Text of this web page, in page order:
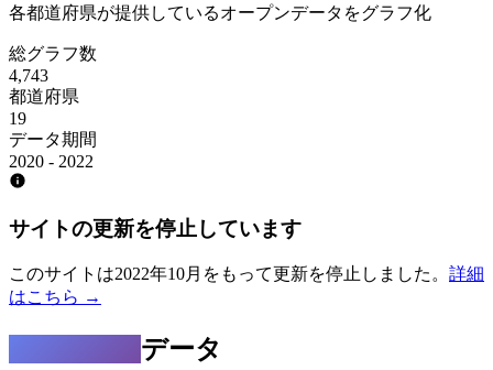
各都道府県が提供しているオープンデータをグラフ化
総グラフ数
4,743
都道府県
19
データ期間
2020 - 2022
サイトの更新を停止しています
このサイトは2022年10月をもって更新を停止しました。 詳細
はこちら →
データ